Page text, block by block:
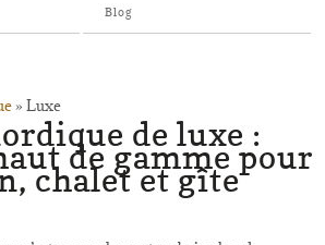
Blog
» Luxe
de luxe :
de gamme pour
chalet et gîte